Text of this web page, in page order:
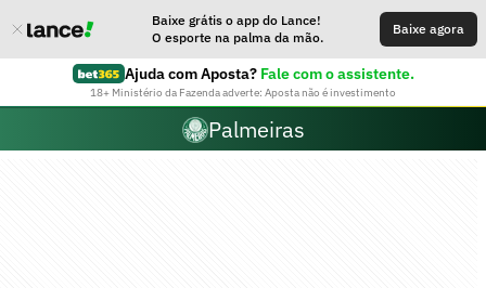
Baixe grátis o app do Lance!
O esporte na palma da mão.
Baixe agora
Ajuda com Aposta? Fale com o assistente.
18+ Ministério da Fazenda adverte: Aposta não é investimento
Palmeiras